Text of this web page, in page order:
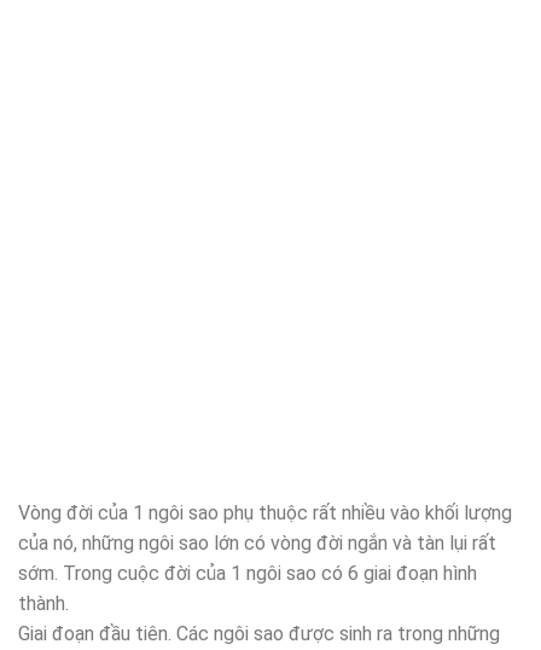
Vòng đời của 1 ngôi sao phụ thuộc rất nhiều vào khối lượng
của nó, những ngôi sao lớn có vòng đời ngắn và tàn lụi rất
sớm. Trong cuộc đời của 1 ngôi sao có 6 giai đoạn hình
thành.
Giai đoạn đầu tiên. Các ngôi sao được sinh ra trong những